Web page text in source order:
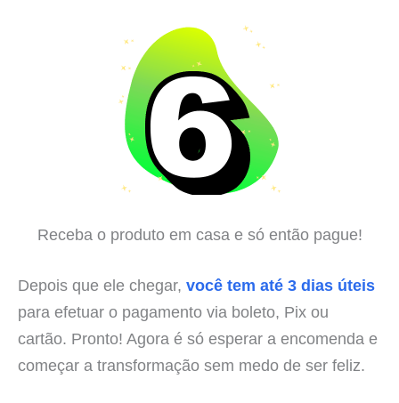
Receba o produto em casa e só então pague!
Depois que ele chegar, você tem até 3 dias úteis
para efetuar o pagamento via boleto, Pix ou
cartão. Pronto! Agora é só esperar a encomenda e
começar a transformação sem medo de ser feliz.